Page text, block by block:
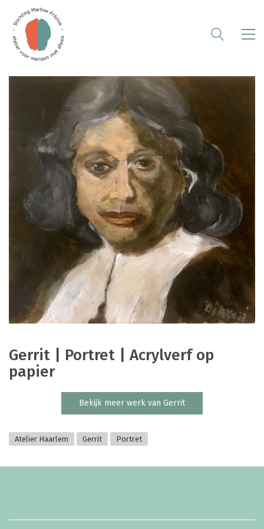
Gerrit | Portret | Acrylverf op
papier
Bekijk meer werk van Gerrit
Atelier Haarlem Gerrit Portret